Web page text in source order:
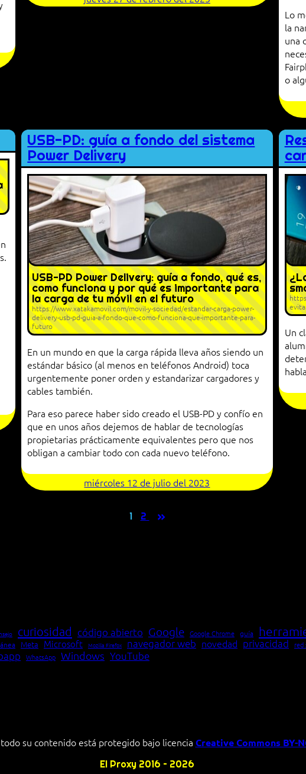
Lo
la
una
o
USB-PD: guía a fondo del sistema
Power Delivery
USB-PD Power Delivery: guía a fondo, qué es,
como funciona y por qué es importante para
la carga de tu móvil en el futuro
https://www.xatakamovil.com/movil-y-sociedad/estandar-carga-power-
delivery-usb-pd-guia-a-fondo-que-como-funciona-que-importante-para-
futuro
En un mundo en que la carga rápida lleva años siendo un
estándar básico (al menos en teléfonos Android) toca
urgentemente poner orden y estandarizar cargadores y
cables también.
Para eso parece haber sido creado el USB-PD y confío en
que en unos años dejemos de hablar de tecnologías
propietarias prácticamente equivalentes pero que nos
obligan a cambiar todo con cada nuevo teléfono.
miércoles 12 de julio del 2023
Un
1 2 »
curiosidad código abierto Google Google Chrome guía
Meta Microsoft Mozilla Firefox navegador web novedad privacidad red
WhatsApp Windows YouTube
su contenido está protegido bajo licencia Creative Commons BY-
El Proxy 2016 – 2026